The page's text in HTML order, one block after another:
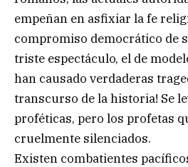
empeñan en asfixiar la fe
compromiso democrático de
triste espectáculo, el de
han causado verdaderas
transcurso de la historia! Se
proféticas, pero los profetas
cruelmente silenciados.
Existen combatientes